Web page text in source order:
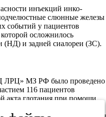
инъекций инко-
слюнные железы
событий у пациентов
осложнилось
(НД) и задней сиалореи (ЗС).
МЗ РФ было проведено
116 пациентов
акта глотания при помощи
(ФЛТБ). Для оценки